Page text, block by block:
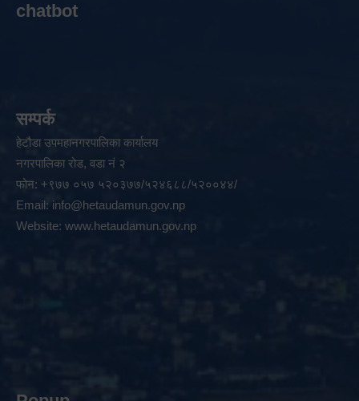
chatbot
सम्पर्क
हेटौडा उपमहानगरपालिका कार्यालय
नगरपालिका रोड, वडा नं २
फोन: +९७७ ०५७ ५२०३७७/५२४६८८/५२००४४/
Email: info@hetaudamun.gov.np
Website: www.hetaudamun.gov.np